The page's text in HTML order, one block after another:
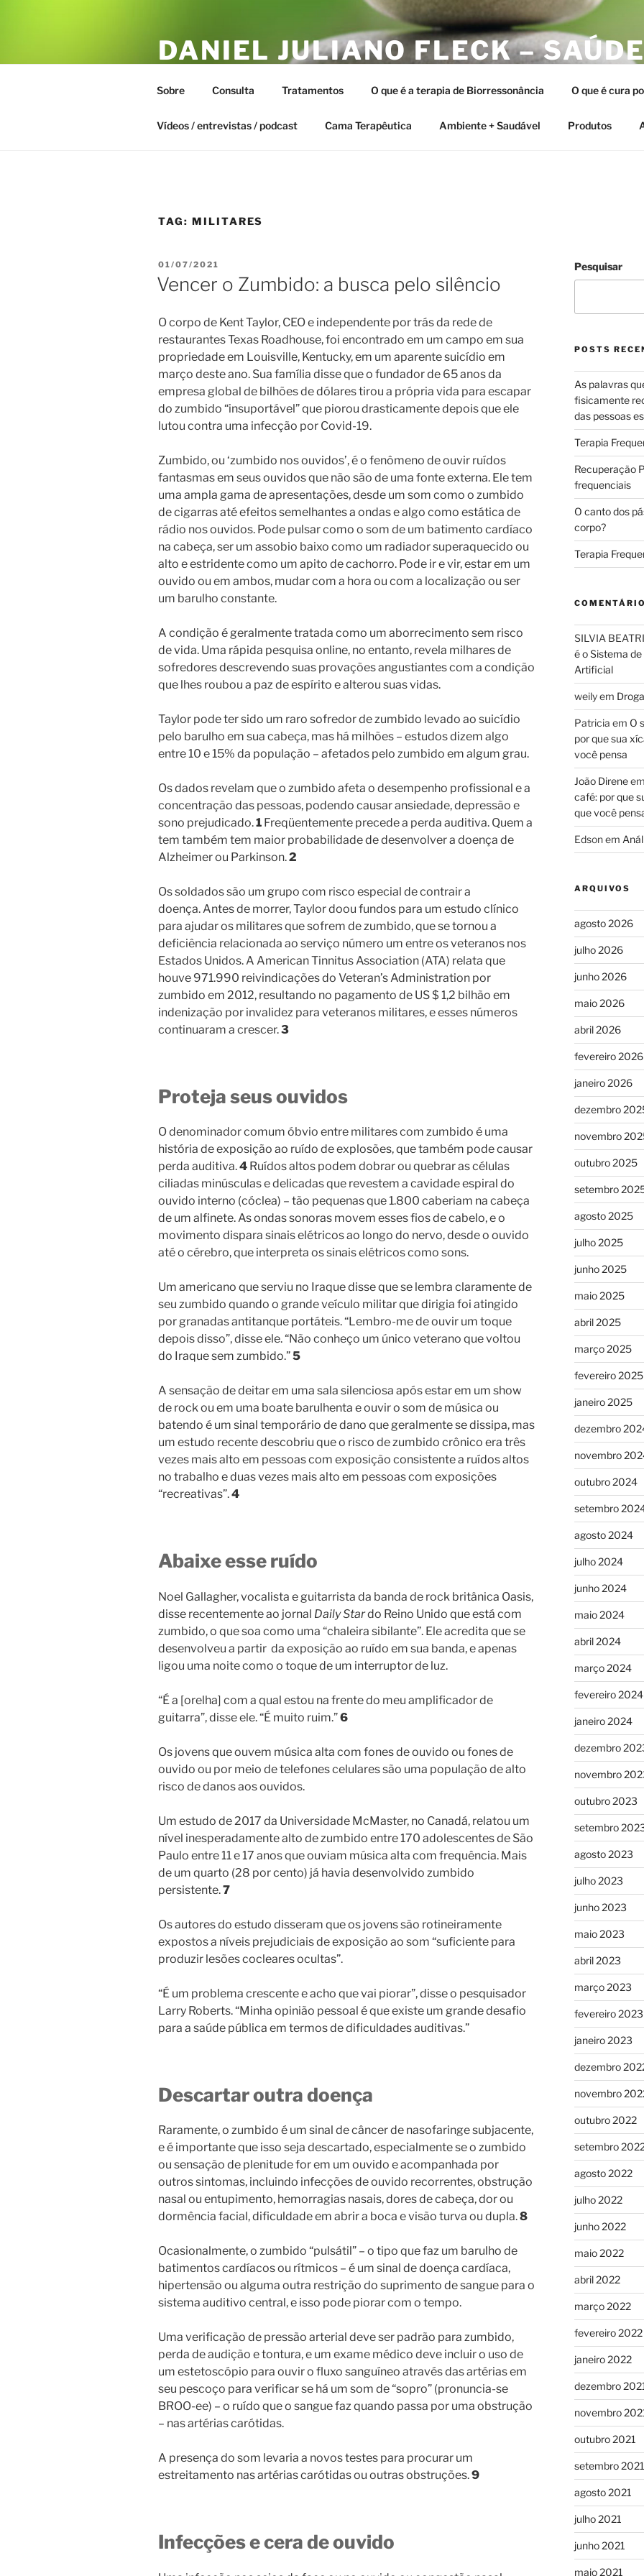
DANIEL JULIANO FLECK –
ESTAR – TERAPIAS
Sobre Consulta Tratamentos O que é a terapia de Biorressonância O que é cura
Vídeos / entrevistas / podcast Cama Terapêutica Ambiente + Saudável Produtos
TAG: MILITARES
PUBLICADO
EM
01/07/2021
Vencer o Zumbido: a busca pelo silêncio
O corpo de Kent Taylor, CEO e independente por trás da rede de
restaurantes Texas Roadhouse, foi encontrado em um campo em sua
propriedade em Louisville, Kentucky, em um aparente suicídio em
março deste ano. Sua família disse que o fundador de 65 anos da
empresa global de bilhões de dólares tirou a própria vida para escapar
do zumbido “insuportável” que piorou drasticamente depois que ele
lutou contra uma infecção por Covid-19.
Zumbido, ou ‘zumbido nos ouvidos’, é o fenômeno de ouvir ruídos
fantasmas em seus ouvidos que não são de uma fonte externa. Ele tem
uma ampla gama de apresentações, desde um som como o zumbido
de cigarras até efeitos semelhantes a ondas e algo como estática de
rádio nos ouvidos. Pode pulsar como o som de um batimento cardíaco
na cabeça, ser um assobio baixo como um radiador superaquecido ou
alto e estridente como um apito de cachorro. Pode ir e vir, estar em um
ouvido ou em ambos, mudar com a hora ou com a localização ou ser
um barulho constante.
A condição é geralmente tratada como um aborrecimento sem risco
de vida. Uma rápida pesquisa online, no entanto, revela milhares de
sofredores descrevendo suas provações angustiantes com a condição
que lhes roubou a paz de espírito e alterou suas vidas.
Taylor pode ter sido um raro sofredor de zumbido levado ao suicídio
pelo barulho em sua cabeça, mas há milhões – estudos dizem algo
entre 10 e 15% da população – afetados pelo zumbido em algum grau.
Os dados revelam que o zumbido afeta o desempenho profissional e a
concentração das pessoas, podendo causar ansiedade, depressão e
sono prejudicado.1 Freqüentemente precede a perda auditiva. Quem a
tem também tem maior probabilidade de desenvolver a doença de
Alzheimer ou Parkinson.2
Os soldados são um grupo com risco especial de contrair a
doença. Antes de morrer, Taylor doou fundos para um estudo clínico
para ajudar os militares que sofrem de zumbido, que se tornou a
deficiência relacionada ao serviço número um entre os veteranos nos
Estados Unidos. A American Tinnitus Association (ATA) relata que
houve 971.990 reivindicações do Veteran’s Administration por
zumbido em 2012, resultando no pagamento de US $ 1,2 bilhão em
indenização por invalidez para veteranos militares, e esses números
continuaram a crescer.3
Proteja seus ouvidos
O denominador comum óbvio entre militares com zumbido é uma
história de exposição ao ruído de explosões, que também pode causar
perda auditiva.4 Ruídos altos podem dobrar ou quebrar as células
ciliadas minúsculas e delicadas que revestem a cavidade espiral do
ouvido interno (cóclea) – tão pequenas que 1.800 caberiam na cabeça
de um alfinete. As ondas sonoras movem esses fios de cabelo, e o
movimento dispara sinais elétricos ao longo do nervo, desde o ouvido
até o cérebro, que interpreta os sinais elétricos como sons.
Um americano que serviu no Iraque disse que se lembra claramente de
seu zumbido quando o grande veículo militar que dirigia foi atingido
por granadas antitanque portáteis. “Lembro-me de ouvir um toque
depois disso”, disse ele. “Não conheço um único veterano que voltou
do Iraque sem zumbido.”5
A sensação de deitar em uma sala silenciosa após estar em um show
de rock ou em uma boate barulhenta e ouvir o som de música ou
batendo é um sinal temporário de dano que geralmente se dissipa, mas
um estudo recente descobriu que o risco de zumbido crônico era três
vezes mais alto em pessoas com exposição consistente a ruídos altos
no trabalho e duas vezes mais alto em pessoas com exposições
“recreativas”.4
Abaixe esse ruído
Noel Gallagher, vocalista e guitarrista da banda de rock britânica Oasis,
disse recentemente ao jornal Daily Stardo Reino Unido que está com
zumbido, o que soa como uma “chaleira sibilante”. Ele acredita que se
desenvolveu a partir da exposição ao ruído em sua banda, e apenas
ligou uma noite como o toque de um interruptor de luz.
“É a [orelha] com a qual estou na frente do meu amplificador de
guitarra”, disse ele. “É muito ruim.”6
Os jovens que ouvem música alta com fones de ouvido ou fones de
ouvido ou por meio de telefones celulares são uma população de alto
risco de danos aos ouvidos.
Um estudo de 2017 da Universidade McMaster, no Canadá, relatou um
nível inesperadamente alto de zumbido entre 170 adolescentes de São
Paulo entre 11 e 17 anos que ouviam música alta com frequência. Mais
de um quarto (28 por cento) já havia desenvolvido zumbido
persistente.7
Os autores do estudo disseram que os jovens são rotineiramente
expostos a níveis prejudiciais de exposição ao som “suficiente para
produzir lesões cocleares ocultas”.
“É um problema crescente e acho que vai piorar”, disse o pesquisador
Larry Roberts. “Minha opinião pessoal é que existe um grande desafio
para a saúde pública em termos de dificuldades auditivas.”
Descartar outra doença
Raramente, o zumbido é um sinal de câncer de nasofaringe subjacente,
e é importante que isso seja descartado, especialmente se o zumbido
ou sensação de plenitude for em um ouvido e acompanhada por
outros sintomas, incluindo infecções de ouvido recorrentes, obstrução
nasal ou entupimento, hemorragias nasais, dores de cabeça, dor ou
dormência facial, dificuldade em abrir a boca e visão turva ou dupla.8
Ocasionalmente, o zumbido “pulsátil” – o tipo que faz um barulho de
batimentos cardíacos ou rítmicos – é um sinal de doença cardíaca,
hipertensão ou alguma outra restrição do suprimento de sangue para o
sistema auditivo central, e isso pode piorar com o tempo.
Uma verificação de pressão arterial deve ser padrão para zumbido,
perda de audição e tontura, e um exame médico deve incluir o uso de
um estetoscópio para ouvir o fluxo sanguíneo através das artérias em
seu pescoço para verificar se há um som de “sopro” (pronuncia-se
BROO-ee) – o ruído que o sangue faz quando passa por uma obstrução
– nas artérias carótidas.
A presença do som levaria a novos testes para procurar um
estreitamento nas artérias carótidas ou outras obstruções.9
Infecções e cera de ouvido
Pesquisar
POSTS
As palavras
fisicamente
das pessoas
Terapia
Recuperação
frequenciais
O canto dos
corpo?
Terapia
SILVIA
é o Sistema
Artificial
weilyem
Patricia em O
por que sua
você pensa
João Direneem
café: por que
que você
Edsonem
ARQUIVOS
agosto 2026
julho 2026
junho 2026
maio 2026
abril 2026
fevereiro 2026
janeiro 2026
dezembro
novembro
outubro 2025
setembro
agosto 2025
julho 2025
junho 2025
maio 2025
abril 2025
março 2025
fevereiro 2025
janeiro 2025
dezembro
novembro
outubro 2024
setembro
agosto 2024
julho 2024
junho 2024
maio 2024
abril 2024
março 2024
fevereiro 2024
janeiro 2024
dezembro
novembro
outubro 2023
setembro
agosto 2023
julho 2023
junho 2023
maio 2023
abril 2023
março 2023
fevereiro 2023
janeiro 2023
dezembro
novembro
outubro 2022
setembro
agosto 2022
julho 2022
junho 2022
maio 2022
abril 2022
março 2022
fevereiro 2022
janeiro 2022
dezembro
novembro
outubro 2021
setembro 2021
agosto 2021
julho 2021
junho 2021
maio 2021